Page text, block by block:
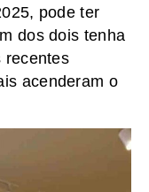
pode ter
dos dois tenha
recentes
acenderam o